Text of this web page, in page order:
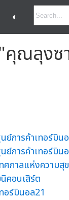
◐
คุณลุงซ
ย์การค้าเทอร์มิน
ย์การค้าเทอร์มิน
ศกาลแห่งความสุข
คอนเสิร์ต
อร์มินอล21